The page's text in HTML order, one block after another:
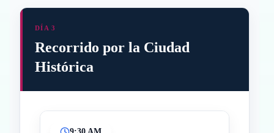
DÍA 3
Recorrido por la Ciudad
Histórica